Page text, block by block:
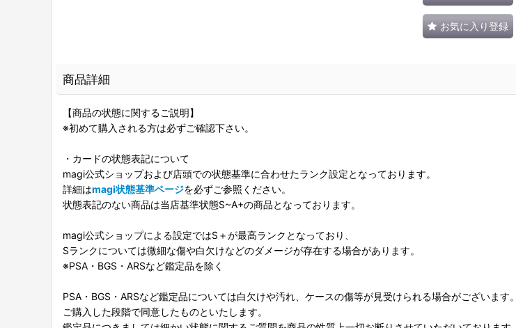
お気に入り登録
商品詳細
【商品の状態に関するご説明】
※初めて購入される方は必ずご確認下さい。
・カードの状態表記について
magi公式ショップおよび店頭での状態基準に合わせたランク設定となっております。
詳細はmagi状態基準ページを必ずご参照ください。
状態表記のない商品は当店基準状態S~A+の商品となっております。
magi公式ショップによる設定ではS＋が最高ランクとなっており、
Sランクについては微細な傷や白欠けなどのダメージが存在する場合があります。
※PSA・BGS・ARSなど鑑定品を除く
PSA・BGS・ARSなど鑑定品については白欠けや汚れ、ケースの傷等が見受けられる場合がございます。
ご購入した段階で同意したものといたします。